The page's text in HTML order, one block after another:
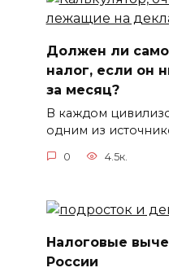
Должен ли
налог, если он
за месяц?
В каждом
одним из
0 4.5к.
Налоговые
России